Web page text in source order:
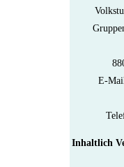
E-
Inhaltlich